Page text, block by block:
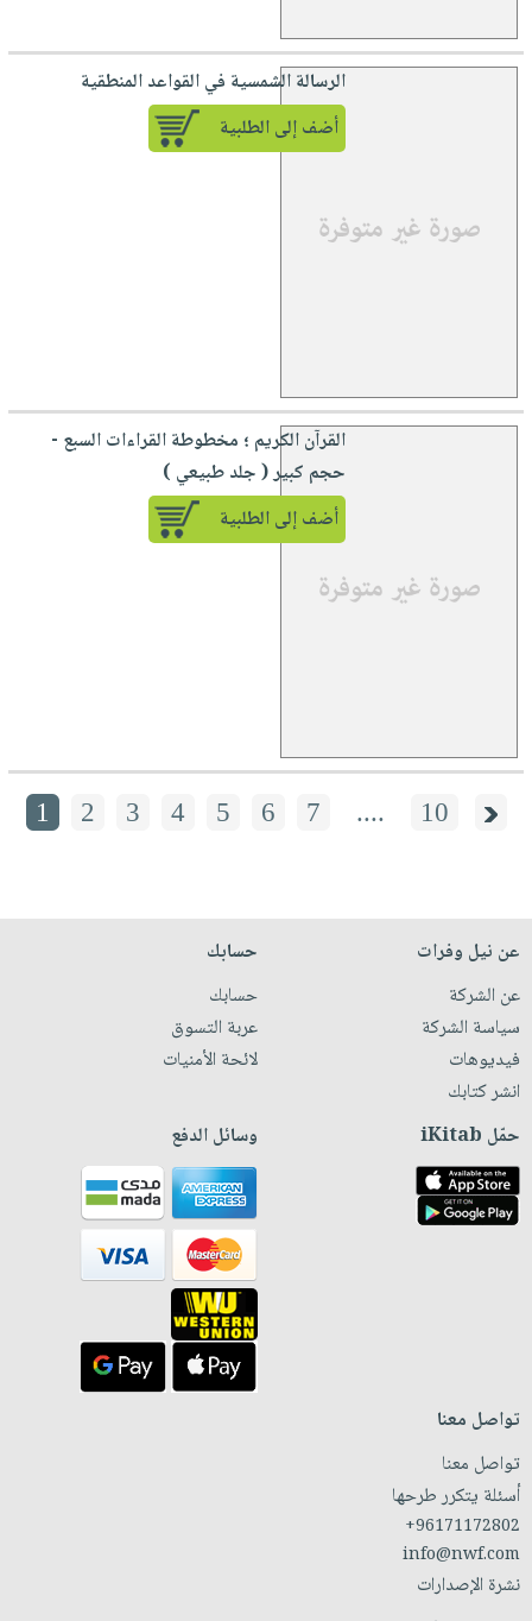
الرسالة الشمسية في القواعد المنطقية
أضف إلى الطلبية
القرآن الكريم ؛ مخطوطة القراءات السبع -
حجم كبير ( جلد طبيعي )
أضف إلى الطلبية
1 2 3 4 5 6 7 .... 10
عن نيل وفرات
عن الشركة
سياسة الشركة
فيديوهات
انشر كتابك
حسابك
حسابك
عربة التسوق
لائحة الأمنيات
حمّل iKitab وسائل الدفع
تواصل معنا
تواصل معنا
أسئلة يتكرر طرحها
+96171172802
info@nwf.com
نشرة الإصدارات